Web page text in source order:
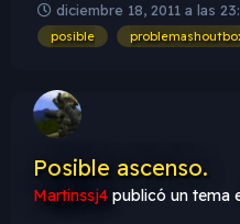
zone.net/public_html/foro/
Deprecated: Assigning the
diciembre 18, 2011 a las
posible
Posible ascenso.
Martinssj4 publicó un tema